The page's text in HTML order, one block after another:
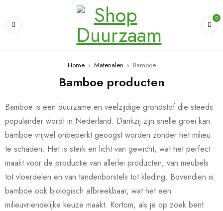
0
Home › Materialen › Bamboe
Bamboe producten
Bamboe is een duurzame en veelzijdige grondstof die steeds
populairder wordt in Nederland. Dankzij zijn snelle groei kan
bamboe vrijwel onbeperkt geoogst worden zonder het milieu
te schaden. Het is sterk en licht van gewicht, wat het perfect
maakt voor de productie van allerlei producten, van meubels
tot vloerdelen en van tandenborstels tot kleding. Bovendien is
bamboe ook biologisch afbreekbaar, wat het een
milieuvriendelijke keuze maakt. Kortom, als je op zoek bent